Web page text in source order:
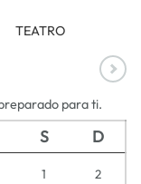
TEATRO
para ti.
S D
1 2